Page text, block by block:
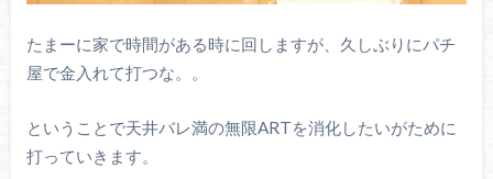
たまーに家で時間がある時に回しますが、久しぶりにパチ
屋で金入れて打つな。。
ということで天井バレ満の無限ARTを消化したいがために
打っていきます。